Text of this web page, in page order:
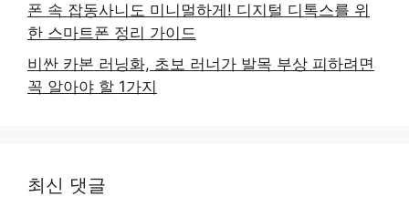
폰 속 잡동사니도 미니멀하게! 디지털 디톡스를 위
한 스마트폰 정리 가이드
비싼 카본 러닝화, 초보 러너가 발목 부상 피하려면
꼭 알아야 할 1가지
최신 댓글